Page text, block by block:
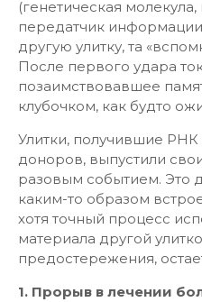
(генетическая
передатчик
другую улитку, та
После первого удара
позаимствовавшее
клубочком, как будто
Улитки, получившие
доноров, выпустили
разовым событием. Это
каким-то образом
хотя точный процесс
материала другой
предостережения,
1. Прорыв в лечении